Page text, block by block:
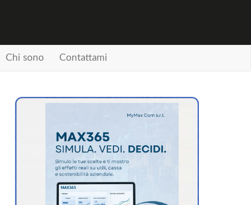
Chi sono Contattami